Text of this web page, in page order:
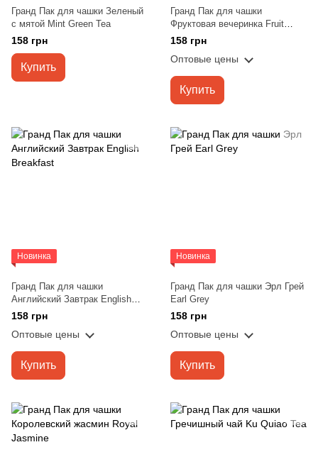
Гранд Пак для чашки Зеленый
с мятой Mint Green Tea
158 грн
Купить
Гранд Пак для чашки
Фруктовая вечеринка Fruit
Party
158 грн
Оптовые цены
Купить
Новинка
Гранд Пак для чашки
Английский Завтрак English
Breakfast
158 грн
Оптовые цены
Купить
Новинка
Гранд Пак для чашки Эрл Грей
Earl Grey
158 грн
Оптовые цены
Купить